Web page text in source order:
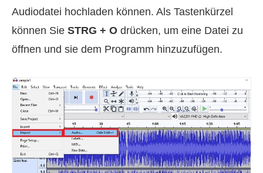
Audiodatei hochladen können. Als Tastenkürzel
können Sie STRG + O drücken, um eine Datei zu
öffnen und sie dem Programm hinzuzufügen.